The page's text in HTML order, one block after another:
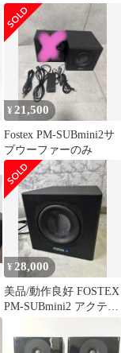
ブ・サブウーファー
¥ 21,500
Fostex PM-SUBmini2サ
ブウーファーのみ
¥28,000
美品/動作良好 FOSTEX
PM-SUBmini2 アクティ